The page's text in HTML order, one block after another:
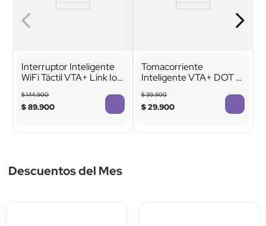
Interruptor Inteligente
WiFi Táctil VTA+ Link IoT
$144.900
$ 89.900
Tomacorriente
Inteligente VTA+ DOT 6
$39.900
$29.900
Descuentos del Mes